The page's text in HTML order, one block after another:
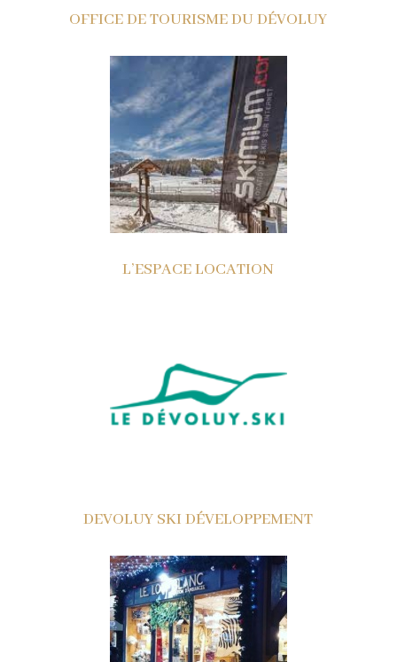
OFFICE DE TOURISME DU DÉVOLUY
L’ESPACE LOCATION
DEVOLUY SKI DÉVELOPPEMENT